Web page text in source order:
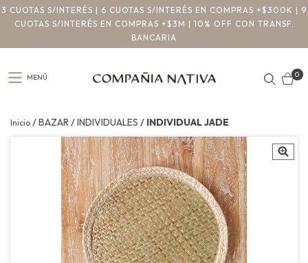
3 CUOTAS S/INTERÉS | 6 CUOTAS S/INTERÉS EN COMPRAS +$300K | 9
CUOTAS S/INTERÉS EN COMPRAS +$3M | 10% OFF CON TRANSF.
BANCARIA
MENÚ 0
Inicio /BAZAR/INDIVIDUALES / INDIVIDUAL JADE